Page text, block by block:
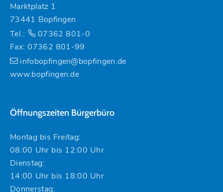
Marktplatz 1
73441 Bopfingen
Tel.:
07362 801-0
Fax: 07362 801-99
infobopfingen@bopfingen.de
www.bopfingen.de
Öffnungszeiten Bürgerbüro
Montag bis Freitag:
08:00 Uhr bis 12:00 Uhr
Dienstag:
14:00 Uhr bis 18:00 Uhr
Donnerstag: